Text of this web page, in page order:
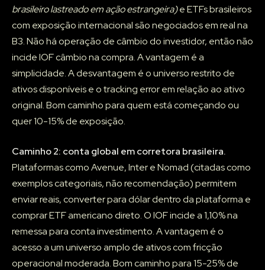
brasileiro lastreado em ação estrangeira)e ETFs brasileiros
com exposição internacional são negociados em real na
B3. Não há operação de câmbio do investidor, então não
incide IOF câmbio na compra. A vantagem é a
simplicidade. A desvantagem é o universo restrito de
ativos disponíveis e o tracking error em relação ao ativo
original. Bom caminho para quem está começando ou
quer 10-15% de exposição.
Caminho 2: conta global em corretora brasileira.
Plataformas como Avenue, Inter e Nomad (citadas como
exemplos categoriais, não recomendação) permitem
enviar reais, converter para dólar dentro da plataforma e
comprar ETF americano direto. O IOF incide a 1,10% na
remessa para conta investimento. A vantagem é o
acesso a um universo amplo de ativos com fricção
operacional moderada. Bom caminho para 15-25% de